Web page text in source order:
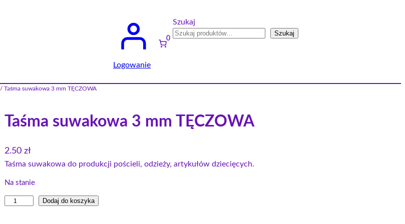
Logowanie
0
Szukaj
Szukaj
/ Taśma suwakowa 3 mm TĘCZOWA
Taśma suwakowa 3 mm TĘCZOWA
2.50 zł
Taśma suwakowa do produkcji pościeli, odzieży, artykułów dziecięcych.
Na stanie
Dodaj do koszyka